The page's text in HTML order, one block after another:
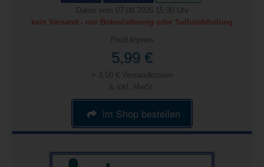
Daten vom 07.08.2026 15:30 Uhr
kein Versand - nur Botenlieferung oder Selbstabholung
Produktpreis
5,99 €
+ 3,50 € Versandkosten
& inkl. MwSt.
im Shop bestellen